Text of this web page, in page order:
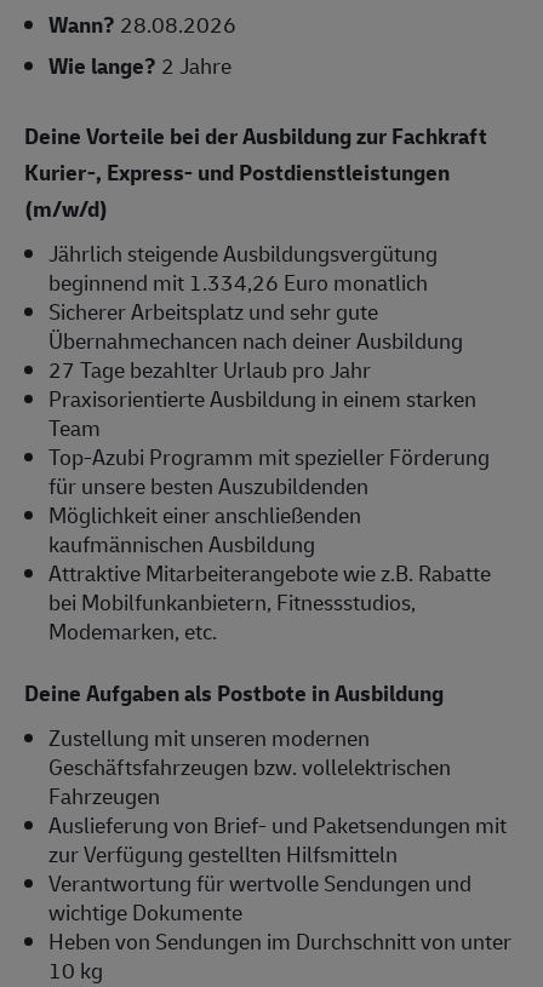
Wann? 28.08.2026
Wie lange? 2 Jahre
Deine Vorteile bei der Ausbildung zur Fachkraft
Kurier-, Express- und Postdienstleistungen
(m/w/d)
Jährlich steigende Ausbildungsvergütung
beginnend mit 1.334,26 Euro monatlich
Sicherer Arbeitsplatz und sehr gute
Übernahmechancen nach deiner Ausbildung
27 Tage bezahlter Urlaub pro Jahr
Praxisorientierte Ausbildung in einem starken
Team
Top-Azubi Programm mit spezieller Förderung
für unsere besten Auszubildenden
Möglichkeit einer anschließenden
kaufmännischen Ausbildung
Attraktive Mitarbeiterangebote wie z.B. Rabatte
bei Mobilfunkanbietern, Fitnessstudios,
Modemarken, etc.
Deine Aufgaben als Postbote in Ausbildung
Zustellung mit unseren modernen
Geschäftsfahrzeugen bzw. vollelektrischen
Fahrzeugen
Auslieferung von Brief- und Paketsendungen mit
zur Verfügung gestellten Hilfsmitteln
Verantwortung für wertvolle Sendungen und
wichtige Dokumente
Heben von Sendungen im Durchschnitt von unter
10 kg